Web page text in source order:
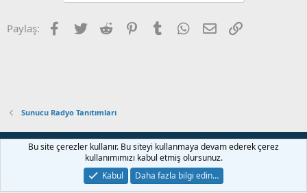
Paylaş: Facebook
Twitter Reddit PinterestTumblr WhatsApp
E-posta
Sunucu Radyo Tanıtımları
Bize ulaşın Şartlar ve kurallar Gizlilik politikası
Yardım
Community platform by XenForo © 2010-2022 XenForo Ltd.
Bu site çerezler kullanır. Bu siteyi kullanmaya devam ederek çerez
kullanımımızı kabul etmiş olursunuz.
Kabul
Daha fazla bilgi edin…